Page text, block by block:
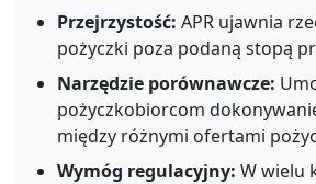
Przejrzystość: APR ujawnia
pożyczki poza podaną stopą
Narzędzie porównawcze:
pożyczkobiorcom
między różnymi ofertami
Wymóg regulacyjny: W wielu